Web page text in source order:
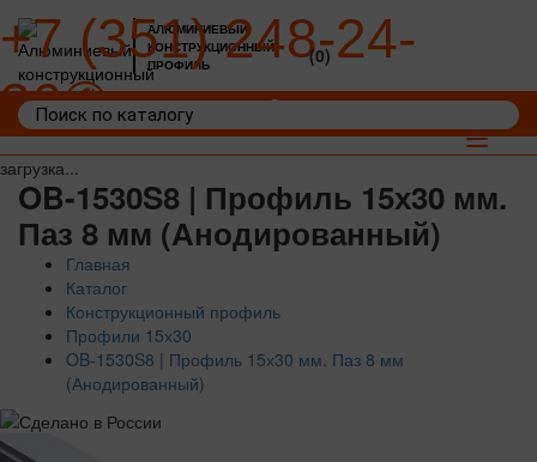
загрузка...
АЛЮМИНИЕВЫЙ
КОНСТРУКЦИОННЫЙ
ПРОФИЛЬ
+7 (351) 248-24-
36
(0)
Toggle
OB-1530S8 | Профиль 15х30 мм.
Паз 8 мм (Анодированный)
Главная
Каталог
Конструкционный профиль
Профили 15х30
OB-1530S8 | Профиль 15х30 мм. Паз 8 мм
(Анодированный)